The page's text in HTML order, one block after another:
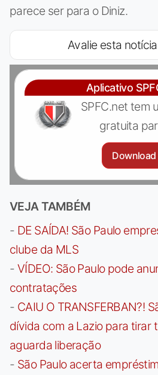
parece ser para o Diniz.
Avalie esta
Aplicativo
SPFC.net tem
gratuita
Download
VEJA TAMBÉM
- DE SAÍDA! São Paulo
clube da MLS
- VÍDEO: São Paulo pode
contratações
- CAIU O TRANSFERBAN?!
dívida com a Lazio para tirar
aguarda liberação
- São Paulo acerta